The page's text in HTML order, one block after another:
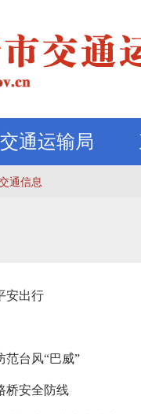
通运输局
通信息
安出行
范台风“巴威”
桥安全防线